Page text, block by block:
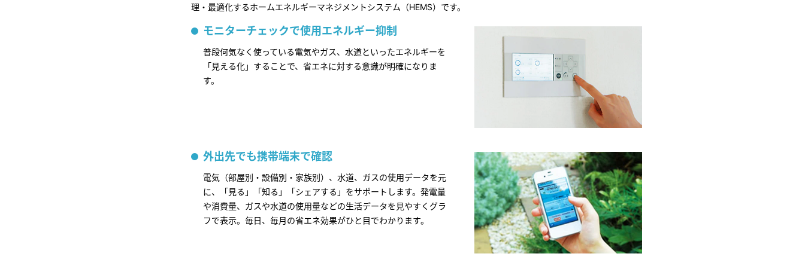
理・最適化するホームエネルギーマネジメントシステム（HEMS）です。
モニターチェックで使用エネルギー抑制
普段何気なく使っている電気やガス、水道といったエネルギーを
「見える化」することで、省エネに対する意識が明確になりま
す。
外出先でも携帯端末で確認
電気（部屋別・設備別・家族別）、水道、ガスの使用データを元
に、「見る」「知る」「シェアする」をサポートします。発電量
や消費量、ガスや水道の使用量などの生活データを見やすくグラ
フで表示。毎日、毎月の省エネ効果がひと目でわかります。